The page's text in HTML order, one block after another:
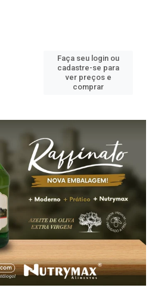
Faça seu login ou
cadastre-se para
ver preços e
comprar